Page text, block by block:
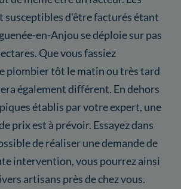
susceptibles d'être facturés étant
en-Anjou se déploie sur pas
Que vous fassiez
plombier tôt le matin ou très tard
également différent. En dehors
établis par votre expert, une
prix est à prévoir. Essayez dans
de réaliser une demande de
intervention, vous pourrez ainsi
artisans près de chez vous.